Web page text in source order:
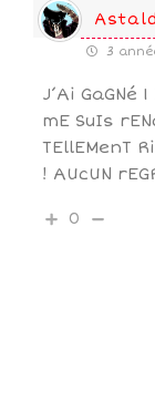
3
J’Ai GaGNé
mE SuIs
TEllEMenT
! AUcUN
0